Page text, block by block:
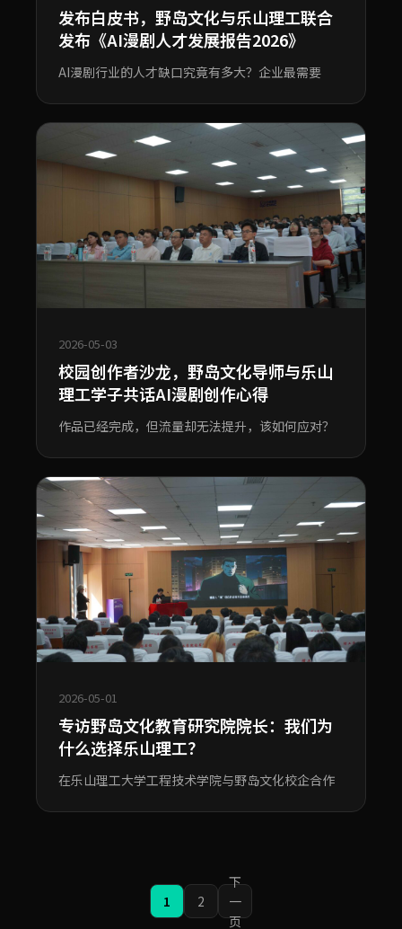
发布白皮书，野岛文化与乐山理工联合
发布《AI漫剧人才发展报告2026》
AI漫剧行业的人才缺口究竟有多大？企业最需要
2026-05-03
校园创作者沙龙，野岛文化导师与乐山
理工学子共话AI漫剧创作心得
作品已经完成，但流量却无法提升，该如何应对？
2026-05-01
专访野岛文化教育研究院院长：我们为
什么选择乐山理工？
在乐山理工大学工程技术学院与野岛文化校企合作
1 2
下
一
页